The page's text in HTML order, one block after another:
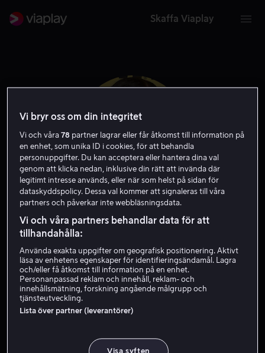
Skaffa Viaplay
Billie Boullet
Vi bryr oss om din integritet
Vi och våra78 partner lagrar eller får åtkomst till information på
en enhet, som unika ID i cookies, för att behandla
personuppgifter. Du kan acceptera eller hantera dina val
genom att klicka nedan, inklusive din rätt att invända där
legitimt intresse används, eller när som helst på sidan för
dataskyddspolicy. Dessa val kommer att signaleras till våra
partners och påverkar inte webbläsningsdata.
Vi och våra partners behandlar data för att
tillhandahålla:
Använda exakta uppgifter om geografisk positionering. Aktivt
läsa av enhetens egenskaper för identifieringsändamål. Lagra
och/eller få åtkomst till information på en enhet.
Personanpassad reklam och innehåll, reklam- och
innehållsmätning, forskning angående målgrupp och
tjänsteutveckling.
Lista över partner (leverantörer)
Visa syften